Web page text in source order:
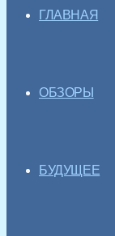
ГЛАВНАЯ
ОБЗОРЫ
БУДУЩЕЕ